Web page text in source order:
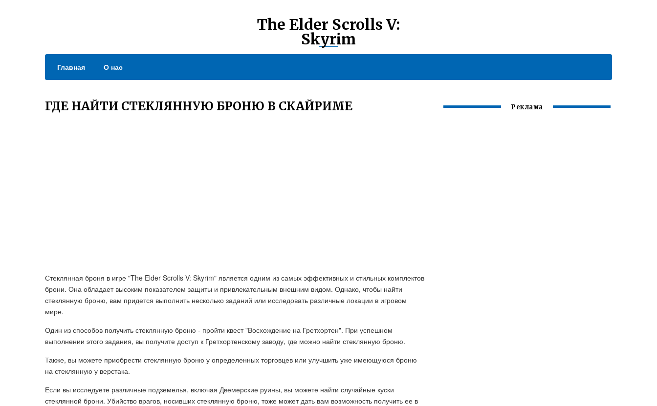
The Elder Scrolls V:
Skyrim
Главная О нас
ГДЕ НАЙТИ СТЕКЛЯННУЮ БРОНЮ В СКАЙРИМЕ
Стеклянная броня в игре "The Elder Scrolls V: Skyrim" является одним из самых эффективных и стильных комплектов
брони. Она обладает высоким показателем защиты и привлекательным внешним видом. Однако, чтобы найти
стеклянную броню, вам придется выполнить несколько заданий или исследовать различные локации в игровом
мире.
Один из способов получить стеклянную броню - пройти квест "Восхождение на Гретхортен". При успешном
выполнении этого задания, вы получите доступ к Гретхортенскому заводу, где можно найти стеклянную броню.
Также, вы можете приобрести стеклянную броню у определенных торговцев или улучшить уже имеющуюся броню
на стеклянную у верстака.
Если вы исследуете различные подземелья, включая Двемерские руины, вы можете найти случайные куски
стеклянной брони. Убийство врагов, носивших стеклянную броню, тоже может дать вам возможность получить ее в
Реклама